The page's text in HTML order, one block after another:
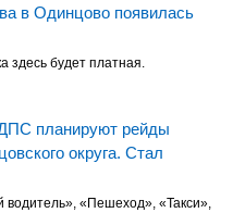
в Одинцово появилась
здесь будет платная.
планируют рейды
округа. Стал
«Пешеход», «Такси»,